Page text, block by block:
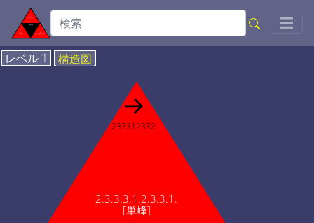
☰
レベル 1 構造図
2.3.3.3.1.2.3.3.1.
[単峰]
→
233312332